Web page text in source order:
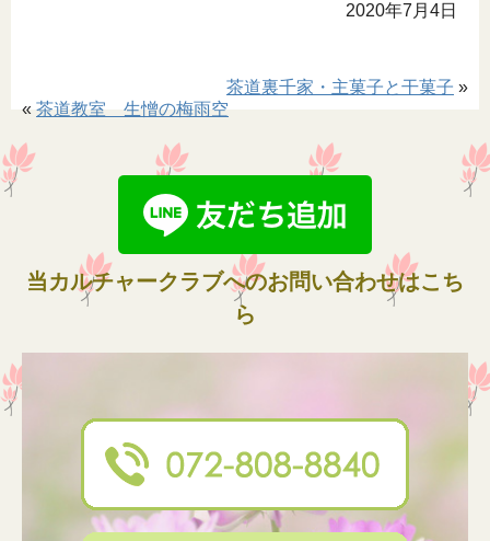
2020年7月4日
茶道裏千家・主菓子と干菓子 »
« 茶道教室 生憎の梅雨空
当カルチャークラブへのお問い合わせはこち
ら